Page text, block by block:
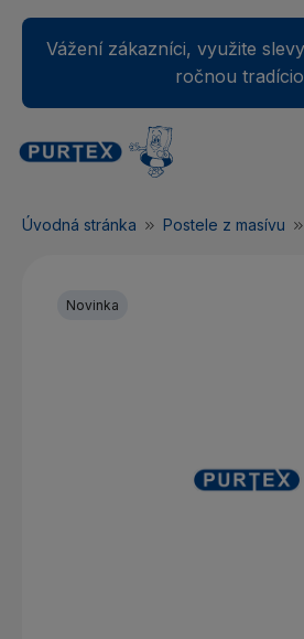
Vážení zákazníci, využite
ročnou
Váš nákupný košík je
Úvodná stránka Postele z masívu
Novinka